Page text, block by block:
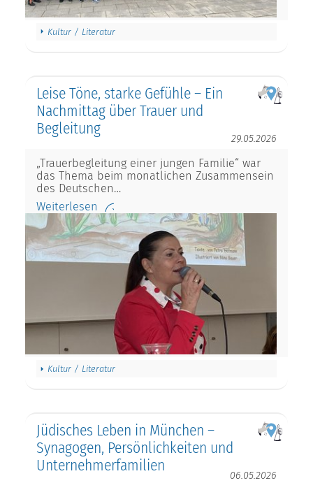
Kultur / Literatur
Leise Töne, starke Gefühle – Ein
Nachmittag über Trauer und
Begleitung
29.05.2026
„Trauerbegleitung einer jungen Familie“ war
das Thema beim monatlichen Zusammensein
des Deutschen…
Weiterlesen
Kultur / Literatur
Jüdisches Leben in München –
Synagogen, Persönlichkeiten und
Unternehmerfamilien
06.05.2026